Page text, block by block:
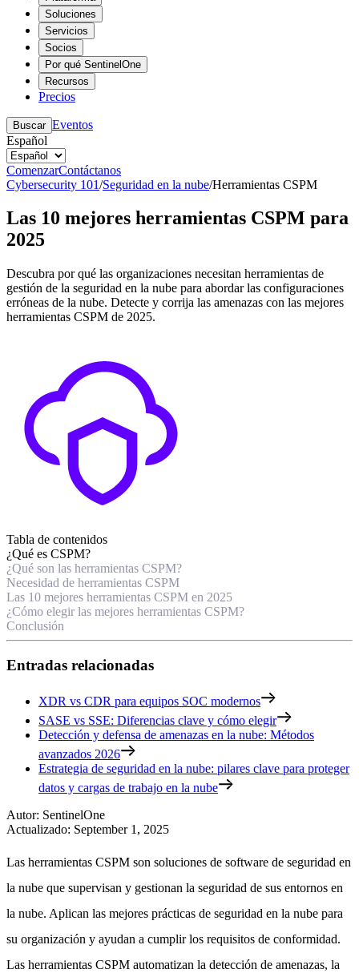
Soluciones
Servicios
Socios
Por qué SentinelOne
Recursos
Precios
Buscar Eventos
Español
ComenzarContáctanos
Cybersecurity 101/Seguridad en la nube/Herramientas CSPM
Las 10 mejores herramientas CSPM para
2025
Descubra por qué las organizaciones necesitan herramientas de
gestión de la seguridad en la nube para abordar las configuraciones
erróneas de la nube. Detecte y corrija las amenazas con las mejores
herramientas CSPM de 2025.
Tabla de contenidos
¿Qué es CSPM?
¿Qué son las herramientas CSPM?
Necesidad de herramientas CSPM
Las 10 mejores herramientas CSPM en 2025
¿Cómo elegir las mejores herramientas CSPM?
Conclusión
Entradas relacionadas
XDR vs CDR para equipos SOC modernos
SASE vs SSE: Diferencias clave y cómo elegir
Detección y defensa de amenazas en la nube: Métodos
avanzados 2026
Estrategia de seguridad en la nube: pilares clave para proteger
datos y cargas de trabajo en la nube
Autor: SentinelOne
Actualizado: September 1, 2025
Las herramientas CSPM son soluciones de software de seguridad en
la nube que supervisan y gestionan la seguridad de sus entornos en
la nube. Aplican las mejores prácticas de seguridad en la nube para
su organización y ayudan a cumplir los requisitos de conformidad.
Las herramientas CSPM automatizan la detección de amenazas, la